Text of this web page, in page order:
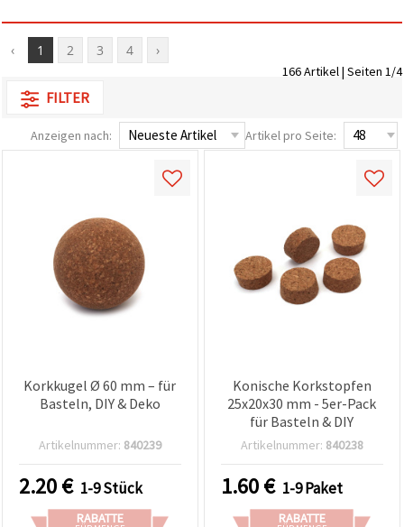
Werbung
anzuzeigen,
Unterstützung
unserer
Analyse
und
Auswahl in
Einstellungen
jederzeit
ändern
Impressum
Richtlinie
‹ 1 2 3 4 ›
166 Artikel | Seiten 1/4
FILTER
Anzeigen nach: Artikel pro Seite:
Korkkugel Ø 60 mm – für
Basteln, DIY & Deko
Artikelnummer: 840239
2.20€ 1-9 Stück
RABATTE
Konische Korkstopfen
25x20x30 mm - 5er-Pack
für Basteln & DIY
Artikelnummer: 840238
1.60€ 1-9 Paket
RABATTE